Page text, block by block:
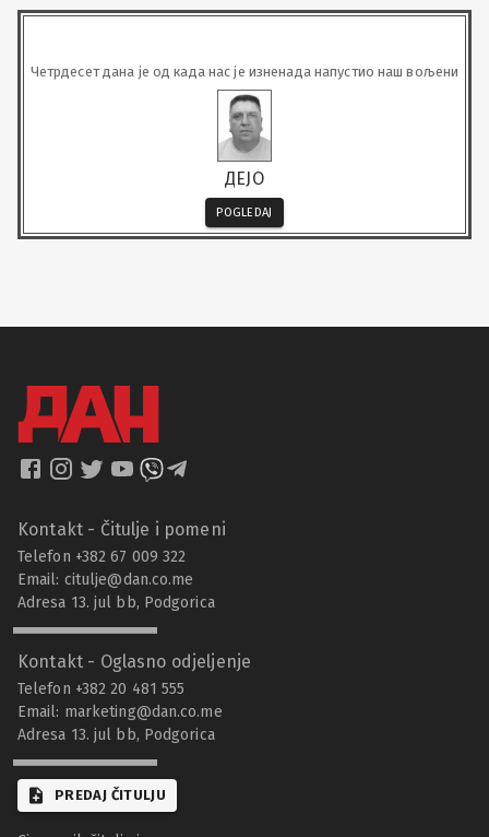
Четрдесет дана је од када нас је изненада напустио наш вољени
ДЕЈО
POGLEDAJ
Kontakt - Čitulje i pomeni
Telefon +382 67 009 322
Email: citulje@dan.co.me
Adresa 13. jul bb, Podgorica
Kontakt - Oglasno odjeljenje
Telefon +382 20 481 555
Email: marketing@dan.co.me
Adresa 13. jul bb, Podgorica
PREDAJ ČITULJU